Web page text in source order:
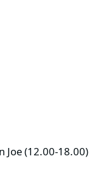
18.00)
Joe (12.00-18.00)